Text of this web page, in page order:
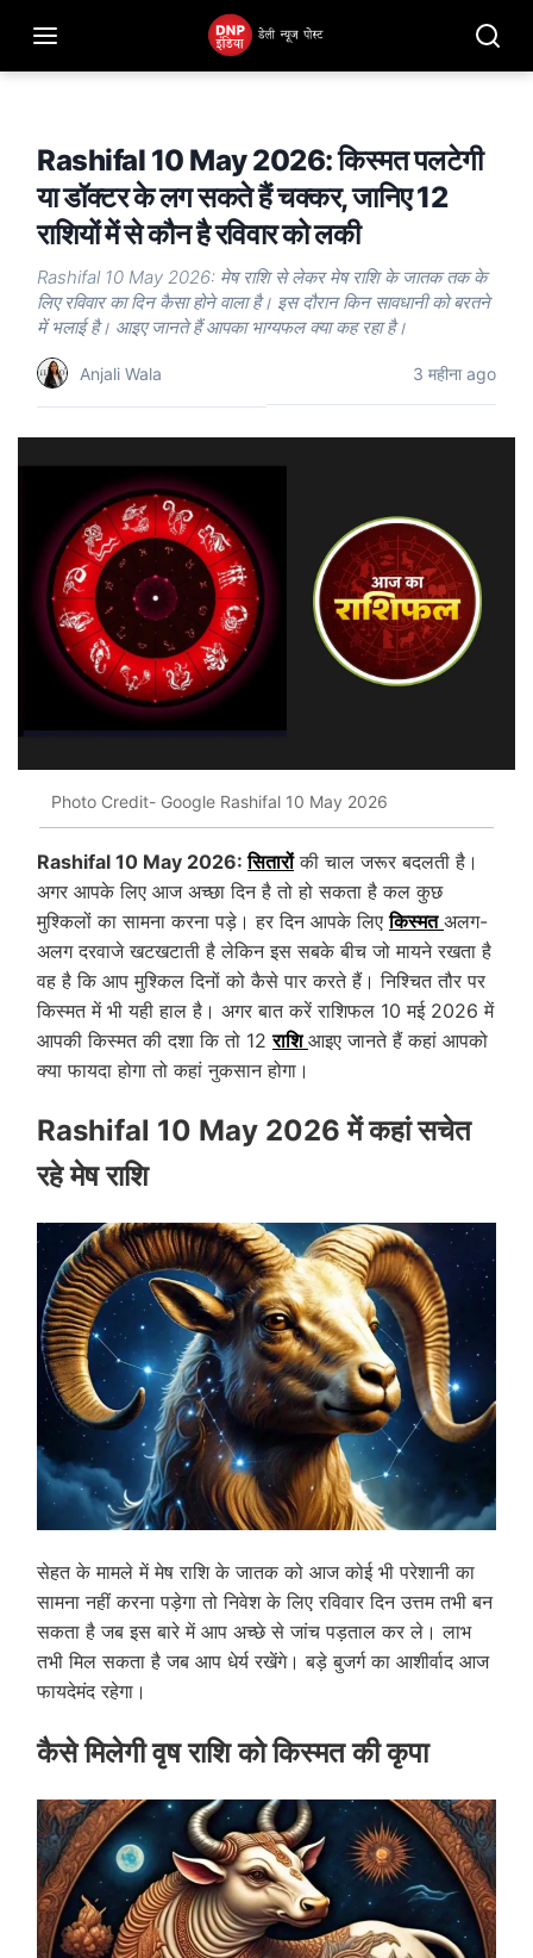
Rashifal 10 May 2026: किस्मत पलटेगी
या डॉक्टर के लग सकते हैं चक्कर, जानिए 12
राशियों में से कौन है रविवार को लकी
Rashifal 10 May 2026: मेष राशि से लेकर मेष राशि के जातक तक के
लिए रविवार का दिन कैसा होने वाला है। इस दौरान किन सावधानी को बरतने
में भलाई है। आइए जानते हैं आपका भाग्यफल क्या कह रहा है।
Anjali Wala 3 महीना ago
Photo Credit- Google Rashifal 10 May 2026
Rashifal 10 May 2026:सितारोंकी चाल जरूर बदलती है।
अगर आपके लिए आज अच्छा दिन है तो हो सकता है कल कुछ
मुश्किलों का सामना करना पड़े। हर दिन आपके लिएकिस्मत अलग-
अलग दरवाजे खटखटाती है लेकिन इस सबके बीच जो मायने रखता है
वह है कि आप मुश्किल दिनों को कैसे पार करते हैं। निश्चित तौर पर
किस्मत में भी यही हाल है। अगर बात करें राशिफल 10 मई 2026 में
आपकी किस्मत की दशा कि तो 12राशि आइए जानते हैं कहां आपको
क्या फायदा होगा तो कहां नुकसान होगा।
Rashifal 10 May 2026 में कहां सचेत
रहे मेष राशि
सेहत के मामले में मेष राशि के जातक को आज कोई भी परेशानी का
सामना नहीं करना पड़ेगा तो निवेश के लिए रविवार दिन उत्तम तभी बन
सकता है जब इस बारे में आप अच्छे से जांच पड़ताल कर ले। लाभ
तभी मिल सकता है जब आप धेर्य रखेंगे। बड़े बुजर्ग का आशीर्वाद आज
फायदेमंद रहेगा।
कैसे मिलेगी वृष राशि को किस्मत की कृपा